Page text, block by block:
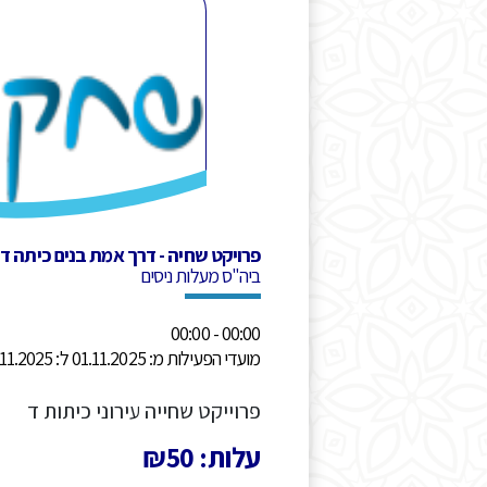
פרויקט שחיה - דרך אמת בנים כיתה ד
ביה"ס מעלות ניסים
00:00 - 00:00
מועדי הפעילות מ: 01.11.2025 ל: 30.11.2025
פרוייקט שחייה עירוני כיתות ד
עלות: ₪50